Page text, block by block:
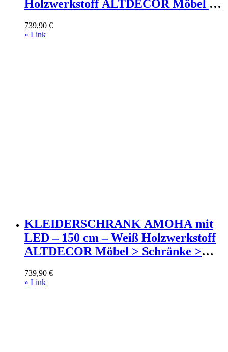
Holzwerkstoff ALTDECOR Möbel >
Schwebetürenschränke Schwarz
739,90 €
» Link
KLEIDERSCHRANK AMOHA mit
LED – 150 cm – Weiß Holzwerkstoff
ALTDECOR Möbel > Schränke >
Schwebetürenschränke Weiß
739,90 €
» Link